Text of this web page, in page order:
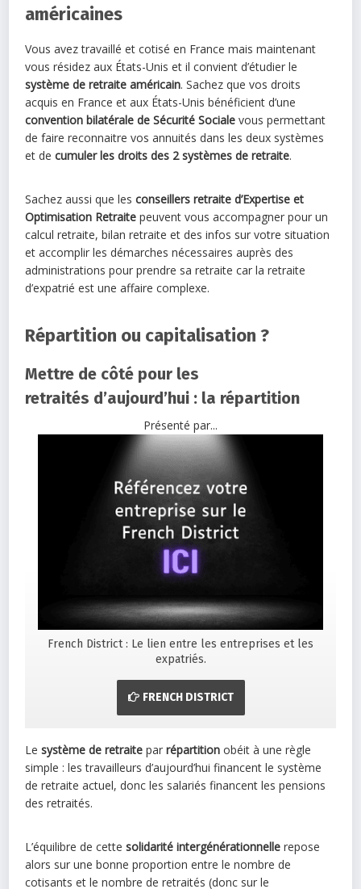
américaines
Vous avez travaillé et cotisé en France mais maintenant
vous résidez aux États-Unis et il convient d’étudier le
système de retraite américain. Sachez que vos droits
acquis en France et aux États-Unis bénéficient d’une
convention bilatérale de Sécurité Sociale vous permettant
de faire reconnaitre vos annuités dans les deux systèmes
et decumuler les droits des 2 systèmes de retraite.
Sachez aussi que lesconseillers retraite d’Expertise et
Optimisation Retraite peuvent vous accompagner pour un
calcul retraite, bilan retraite et des infos sur votre situation
et accomplir les démarches nécessaires auprès des
administrations pour prendre sa retraite car la retraite
d’expatrié est une affaire complexe.
Répartition ou capitalisation ?
Mettre de côté pour les
retraités d’aujourd’hui : la répartition
Présenté par...
French District : Le lien entre les entreprises et les
expatriés.
FRENCH DISTRICT
Lesystème de retraite parrépartition obéit à une règle
simple : les travailleurs d’aujourd’hui financent le système
de retraite actuel, donc les salariés financent les pensions
des retraités.
L’équilibre de cettesolidarité intergénérationnelle repose
alors sur une bonne proportion entre le nombre de
cotisants et le nombre de retraités (donc sur le